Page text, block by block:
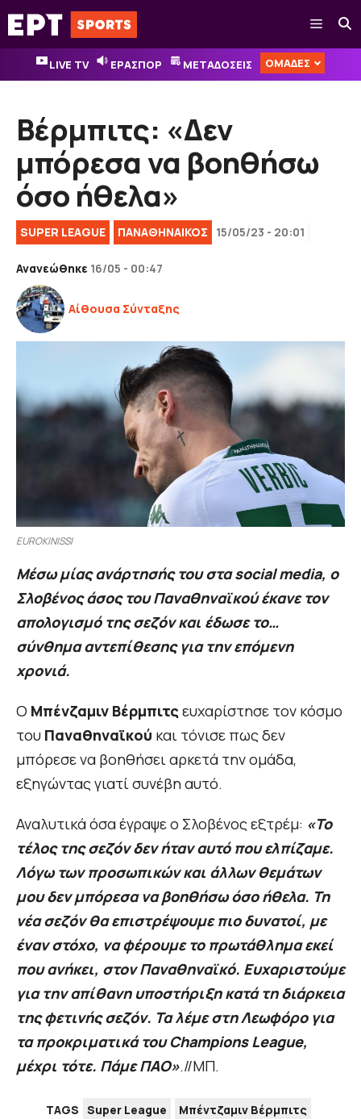
Μετάβαση
σε
περιεχόμενο
Μενού
LIVE TV ΕΡΑΣΠΟΡ ΜΕΤΑΔΟΣΕΙΣ ΟΜΑΔΕΣ
Βέρμπιτς: «Δεν
μπόρεσα να βοηθήσω
όσο ήθελα»
SUPER LEAGUE ΠΑΝΑΘΗΝΑΙΚΟΣ 15/05/23 - 20:01
Ανανεώθηκε 16/05 - 00:47
Αίθουσα Σύνταξης
EUROKINISSI
Mέσω μίας ανάρτησής του στα social media, ο
Σλοβένος άσος του Παναθηναϊκού έκανε τον
απολογισμό της σεζόν και έδωσε το…
σύνθημα αντεπίθεσης για την επόμενη
χρονιά.
Ο Μπένζαμιν Βέρμπιτς ευχαρίστησε τον κόσμο
του Παναθηναϊκού και τόνισε πως δεν
μπόρεσε να βοηθήσει αρκετά την ομάδα,
εξηγώντας γιατί συνέβη αυτό.
Αναλυτικά όσα έγραψε ο Σλοβένος εξτρέμ: «Το
τέλος της σεζόν δεν ήταν αυτό που ελπίζαμε.
Λόγω των προσωπικών και άλλων θεμάτων
μου δεν μπόρεσα να βοηθήσω όσο ήθελα. Τη
νέα σεζόν θα επιστρέψουμε πιο δυνατοί, με
έναν στόχο, να φέρουμε το πρωτάθλημα εκεί
που ανήκει, στον Παναθηναϊκό. Ευχαριστούμε
για την απίθανη υποστήριξη κατά τη διάρκεια
της φετινής σεζόν. Τα λέμε στη Λεωφόρο για
τα προκριματικά του Champions League,
μέχρι τότε. Πάμε ΠΑΟ».//ΜΠ.
TAGS Super League Μπέντζαμιν Βέρμπιτς